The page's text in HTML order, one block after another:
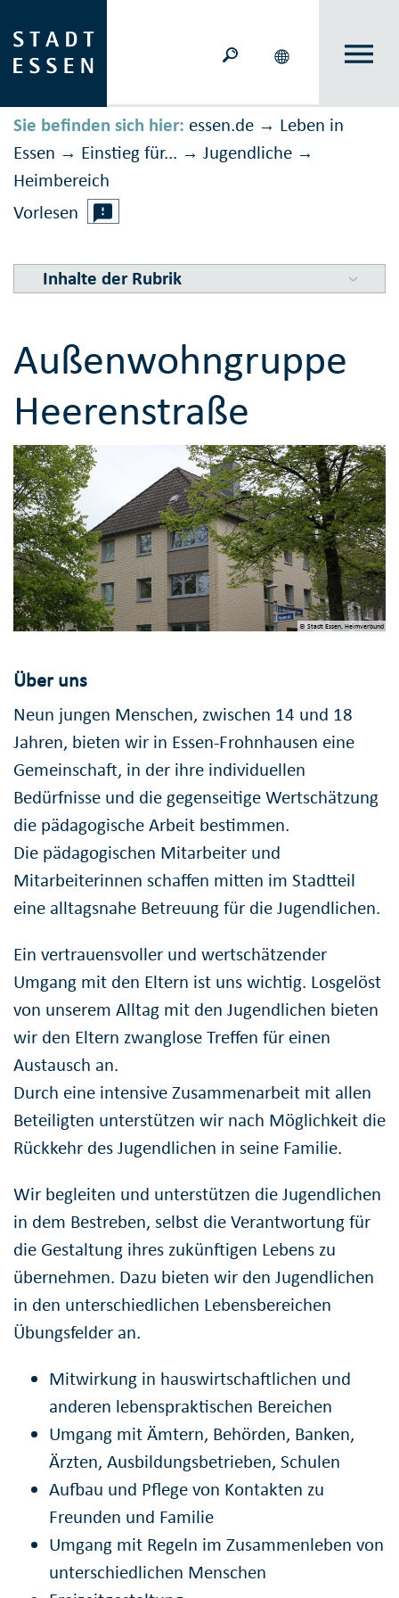
Sie befinden sich hier: essen.de → Leben in
Essen → Einstieg für... → Jugendliche →
Heimbereich
Vorlesen
Inhalte der Rubrik
Außenwohngruppe
Heerenstraße
© Stadt Essen, Heimverbund
Über uns
Neun jungen Menschen, zwischen 14 und 18
Jahren, bieten wir in Essen-Frohnhausen eine
Gemeinschaft, in der ihre individuellen
Bedürfnisse und die gegenseitige Wertschätzung
die pädagogische Arbeit bestimmen.
Die pädagogischen Mitarbeiter und
Mitarbeiterinnen schaffen mitten im Stadtteil
eine alltagsnahe Betreuung für die Jugendlichen.
Ein vertrauensvoller und wertschätzender
Umgang mit den Eltern ist uns wichtig. Losgelöst
von unserem Alltag mit den Jugendlichen bieten
wir den Eltern zwanglose Treffen für einen
Austausch an.
Durch eine intensive Zusammenarbeit mit allen
Beteiligten unterstützen wir nach Möglichkeit die
Rückkehr des Jugendlichen in seine Familie.
Wir begleiten und unterstützen die Jugendlichen
in dem Bestreben, selbst die Verantwortung für
die Gestaltung ihres zukünftigen Lebens zu
übernehmen. Dazu bieten wir den Jugendlichen
in den unterschiedlichen Lebensbereichen
Übungsfelder an.
Mitwirkung in hauswirtschaftlichen und
anderen lebenspraktischen Bereichen
Umgang mit Ämtern, Behörden, Banken,
Ärzten, Ausbildungsbetrieben, Schulen
Aufbau und Pflege von Kontakten zu
Freunden und Familie
Umgang mit Regeln im Zusammenleben von
unterschiedlichen Menschen